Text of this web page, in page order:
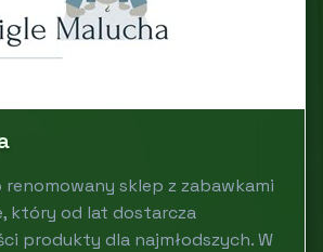
renomowany sklep z zabawkami
który od lat dostarcza
produkty dla najmłodszych. W